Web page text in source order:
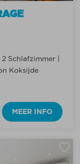
Schlafzimmer |
Koksijde
MEER INFO